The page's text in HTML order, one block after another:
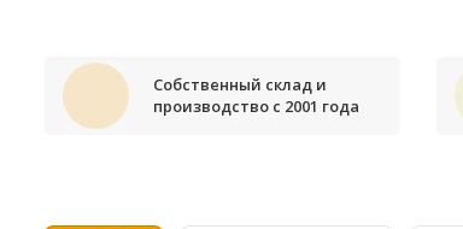
Собственный склад и
производство с 2001 года